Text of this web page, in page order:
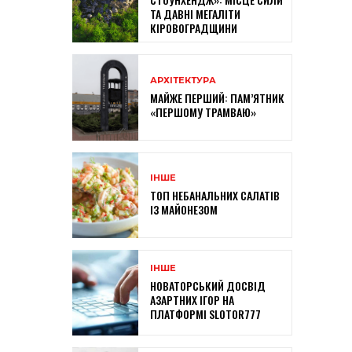
ТА ДАВНІ МЕГАЛІТИ
КІРОВОГРАДЩИНИ
АРХІТЕКТУРА
МАЙЖЕ ПЕРШИЙ: ПАМ’ЯТНИК
«ПЕРШОМУ ТРАМВАЮ»
ІНШЕ
ТОП НЕБАНАЛЬНИХ САЛАТІВ
ІЗ МАЙОНЕЗОМ
ІНШЕ
НОВАТОРСЬКИЙ ДОСВІД
АЗАРТНИХ ІГОР НА
ПЛАТФОРМІ SLOTOR777